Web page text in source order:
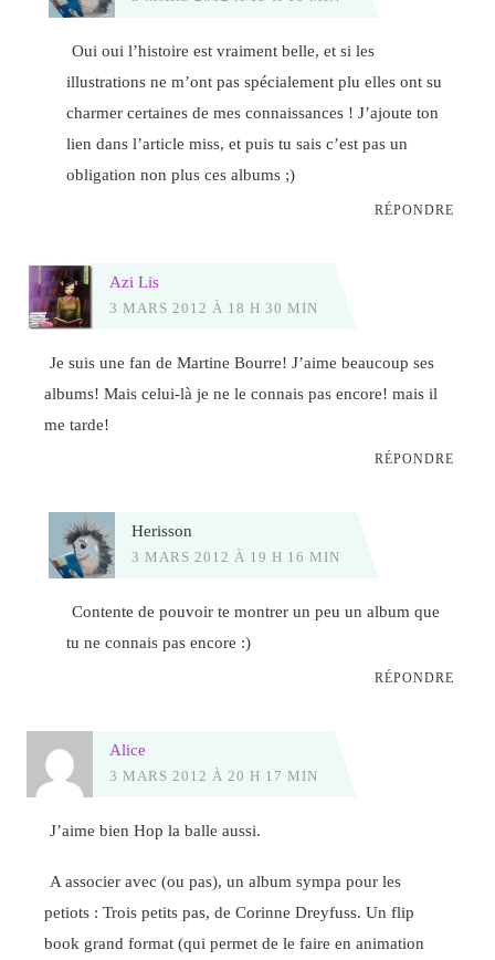
Oui oui l’histoire est vraiment belle, et si les
illustrations ne m’ont pas spécialement plu elles ont su
charmer certaines de mes connaissances ! J’ajoute ton
lien dans l’article miss, et puis tu sais c’est pas un
obligation non plus ces albums ;)
RÉPONDRE
Azi Lis
3 MARS 2012 À 18 H 30 MIN
Je suis une fan de Martine Bourre! J’aime beaucoup ses
albums! Mais celui-là je ne le connais pas encore! mais il
me tarde!
RÉPONDRE
Herisson
3 MARS 2012 À 19 H 16 MIN
Contente de pouvoir te montrer un peu un album que
tu ne connais pas encore :)
RÉPONDRE
Alice
3 MARS 2012 À 20 H 17 MIN
J’aime bien Hop la balle aussi.
A associer avec (ou pas), un album sympa pour les
petiots : Trois petits pas, de Corinne Dreyfuss. Un flip
book grand format (qui permet de le faire en animation